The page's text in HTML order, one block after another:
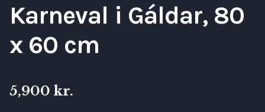
Karneval i Gáldar, 80
x 60 cm
5,900 kr.